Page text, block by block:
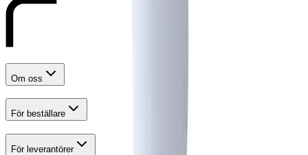
Om oss
För beställare
För leverantörer